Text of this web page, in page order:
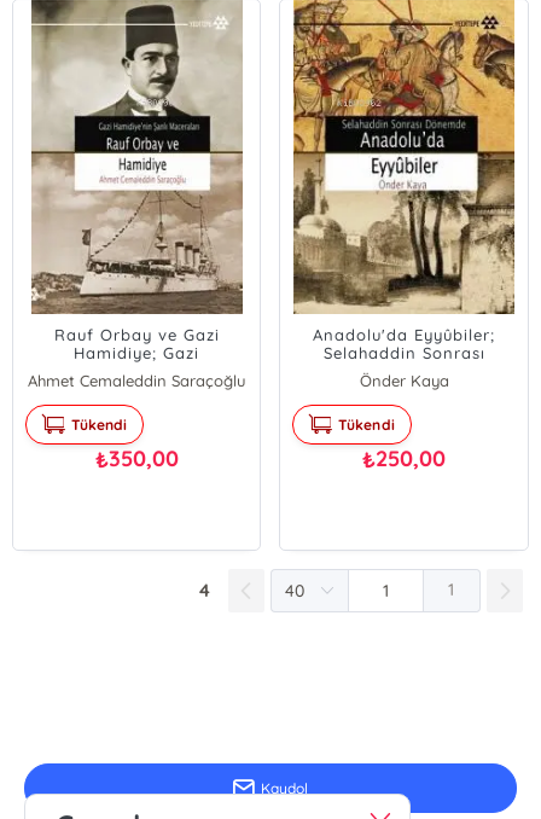
Rauf Orbay ve Gazi
Hamidiye; Gazi
Hamidiye'nin Şanlı
Maceraları
Ahmet Cemaleddin Saraçoğlu
Tükendi
₺350,00
Anadolu'da Eyyûbiler;
Selahaddin Sonrası
Dönemde
Önder Kaya
Tükendi
₺250,00
4 1
Kaydol